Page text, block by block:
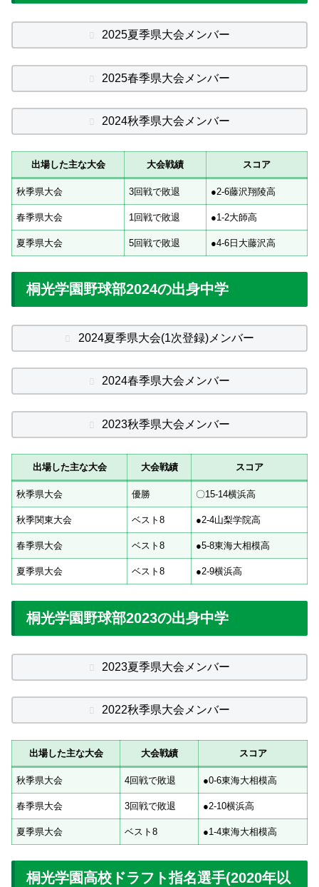
2025夏季県大会メンバー
2025春季県大会メンバー
2024秋季県大会メンバー
出場した主な大会 大会戦績 スコア
秋季県大会 3回戦で敗退 ●2-6藤沢翔陵高
春季県大会 1回戦で敗退 ●1-2大師高
夏季県大会 5回戦で敗退 ●4-6日大藤沢高
桐光学園野球部2024の出身中学
2024夏季県大会(1次登録)メンバー
2024春季県大会メンバー
2023秋季県大会メンバー
出場した主な大会 大会戦績 スコア
秋季県大会 優勝 〇15-14横浜高
秋季関東大会 ベスト8 ●2-4山梨学院高
春季県大会 ベスト8 ●5-8東海大相模高
夏季県大会 ベスト8 ●2-9横浜高
桐光学園野球部2023の出身中学
2023夏季県大会メンバー
2022秋季県大会メンバー
出場した主な大会 大会戦績 スコア
秋季県大会 4回戦で敗退 ●0-6東海大相模高
春季県大会 3回戦で敗退 ●2-10横浜高
夏季県大会 ベスト8 ●1-4東海大相模高
桐光学園高校ドラフト指名選手(2020年以